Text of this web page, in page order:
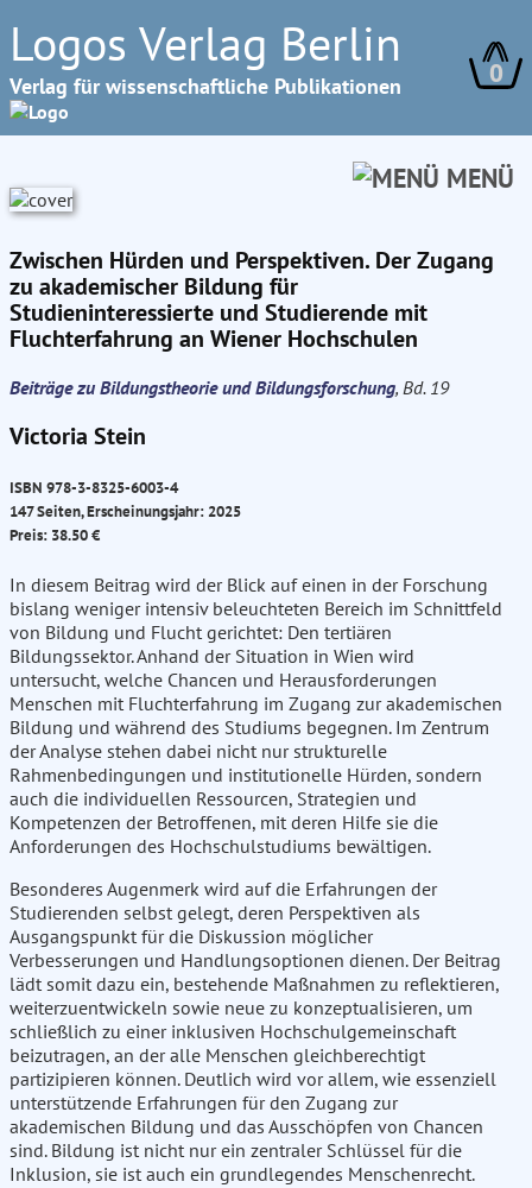
Logos Verlag Berlin
Verlag für wissenschaftliche Publikationen 0
MENÜ
Zwischen Hürden und Perspektiven. Der Zugang
zu akademischer Bildung für
Studieninteressierte und Studierende mit
Fluchterfahrung an Wiener Hochschulen
Beiträge zu Bildungstheorie und Bildungsforschung, Bd. 19
Victoria Stein
ISBN 978-3-8325-6003-4
147 Seiten, Erscheinungsjahr: 2025
Preis: 38.50 €
In diesem Beitrag wird der Blick auf einen in der Forschung
bislang weniger intensiv beleuchteten Bereich im Schnittfeld
von Bildung und Flucht gerichtet: Den tertiären
Bildungssektor. Anhand der Situation in Wien wird
untersucht, welche Chancen und Herausforderungen
Menschen mit Fluchterfahrung im Zugang zur akademischen
Bildung und während des Studiums begegnen. Im Zentrum
der Analyse stehen dabei nicht nur strukturelle
Rahmenbedingungen und institutionelle Hürden, sondern
auch die individuellen Ressourcen, Strategien und
Kompetenzen der Betroffenen, mit deren Hilfe sie die
Anforderungen des Hochschulstudiums bewältigen.
Besonderes Augenmerk wird auf die Erfahrungen der
Studierenden selbst gelegt, deren Perspektiven als
Ausgangspunkt für die Diskussion möglicher
Verbesserungen und Handlungsoptionen dienen. Der Beitrag
lädt somit dazu ein, bestehende Maßnahmen zu reflektieren,
weiterzuentwickeln sowie neue zu konzeptualisieren, um
schließlich zu einer inklusiven Hochschulgemeinschaft
beizutragen, an der alle Menschen gleichberechtigt
partizipieren können. Deutlich wird vor allem, wie essenziell
unterstützende Erfahrungen für den Zugang zur
akademischen Bildung und das Ausschöpfen von Chancen
sind. Bildung ist nicht nur ein zentraler Schlüssel für die
Inklusion, sie ist auch ein grundlegendes Menschenrecht.